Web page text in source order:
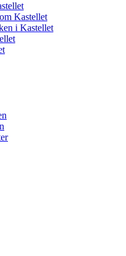
Kastellet
i Kastellet